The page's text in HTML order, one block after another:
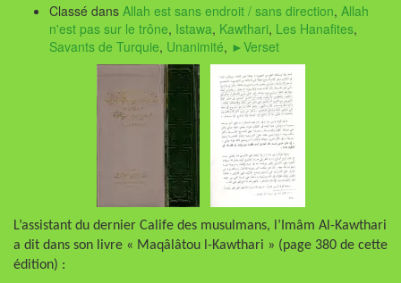
Classé dans Allah est sans endroit / sans direction, Allah
n'est pas sur le trône, Istawa, Kawthari, Les Hanafites,
Savants de Turquie, Unanimité, ►Verset
L’assistant du dernier Calife des musulmans, l’Imâm Al-Kawthari
a dit dans son livre « Maqâlâtou l-Kawthari » (page 380 de cette
édition) :